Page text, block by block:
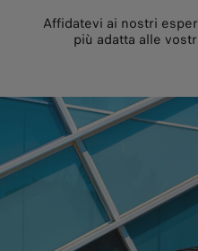
Affidatevi ai nostri
più adatta alle